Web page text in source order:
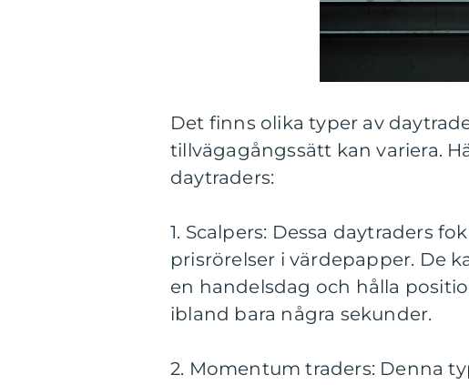
Det finns olika typer av
tillvägagångssätt kan variera.
daytraders:
1. Scalpers: Dessa daytraders
prisrörelser i värdepapper. De
en handelsdag och hålla
ibland bara några sekunder.
2. Momentum traders: Denna